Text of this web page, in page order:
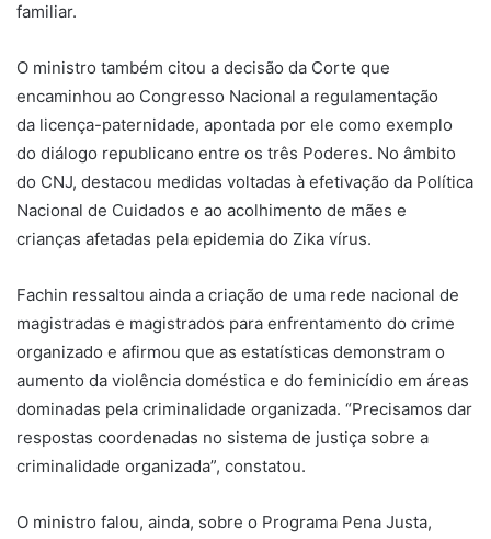
familiar.
O ministro também citou a decisão da Corte que
encaminhou ao Congresso Nacional a regulamentação
da licença-paternidade, apontada por ele como exemplo
do diálogo republicano entre os três Poderes. No âmbito
do CNJ, destacou medidas voltadas à efetivação da Política
Nacional de Cuidados e ao acolhimento de mães e
crianças afetadas pela epidemia do Zika vírus.
Fachin ressaltou ainda a criação de uma rede nacional de
magistradas e magistrados para enfrentamento do crime
organizado e afirmou que as estatísticas demonstram o
aumento da violência doméstica e do feminicídio em áreas
dominadas pela criminalidade organizada. “Precisamos dar
respostas coordenadas no sistema de justiça sobre a
criminalidade organizada”, constatou.
O ministro falou, ainda, sobre o Programa Pena Justa,